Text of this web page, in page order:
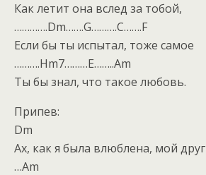
Как летит она вслед за тобой,
………….Dm…….G……….C…….F
Если бы ты испытал, тоже самое
……….Hm7………E……..Am
Ты бы знал, что такое любовь.
Припев:
Dm
Ах, как я была влюблена, мой друг
…Am